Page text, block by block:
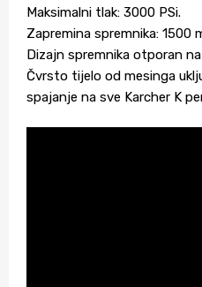
Maksimalni tlak: 3000 PSi.
Zapremina spremnika: 1500
Dizajn spremnika otporan na
Čvrsto tijelo od mesinga
spajanje na sve Karcher K